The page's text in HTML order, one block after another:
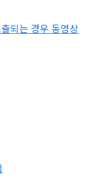
되는 경우 동영상